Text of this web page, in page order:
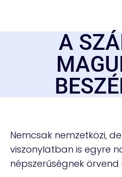
A
Nemcsak nemzetközi,
viszonylatban is egyre
népszerűségnek örvend